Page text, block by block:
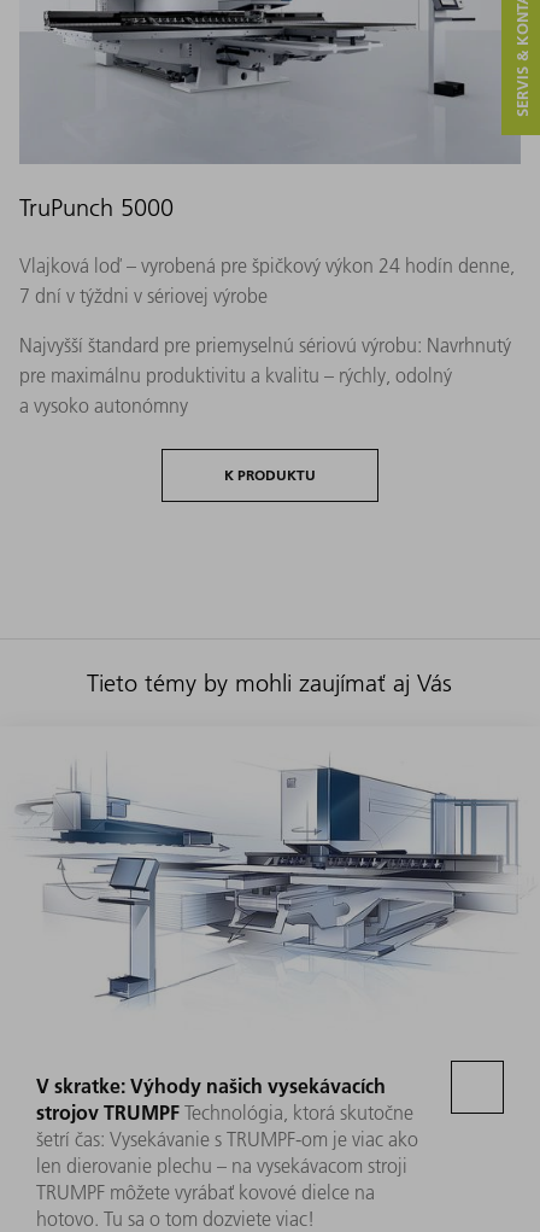
TruPunch 5000
Vlajková loď – vyrobená pre špičkový výkon 24 hodín denne,
7 dní v týždni v sériovej výrobe
Najvyšší štandard pre priemyselnú sériovú výrobu: Navrhnutý
pre maximálnu produktivitu a kvalitu – rýchly, odolný
a vysoko autonómny
K PRODUKTU
Tieto témy by mohli zaujímať aj Vás
V skratke: Výhody našich vysekávacích
strojov TRUMPF Technológia, ktorá skutočne
šetrí čas: Vysekávanie s TRUMPF-om je viac ako
len dierovanie plechu – na vysekávacom stroji
TRUMPF môžete vyrábať kovové dielce na
hotovo. Tu sa o tom dozviete viac!
SERVIS & KONTAKT